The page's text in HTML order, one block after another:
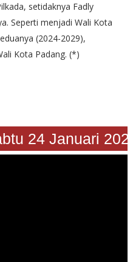
setidaknya Fadly
Seperti menjadi Wali Kota
(2024-2029),
Kota Padang. (*)
24 Januari